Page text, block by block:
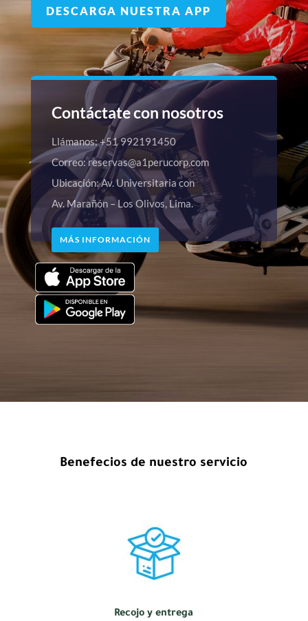
DESCARGA NUESTRA APP
Contáctate con nosotros
Llámanos: +51 992191450
Correo: reservas@a1perucorp.com
Ubicación: Av. Universitaria con
Av. Marañón – Los Olivos, Lima.
MÁS INFORMACIÓN
Benefecios de nuestro servicio
Recojo y entrega